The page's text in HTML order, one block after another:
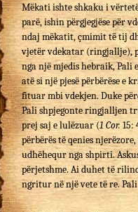
Mëkati ishte shkaku i
parë, ishin përgjegjëse për
ndaj mëkatit, çmimit të tij
vjetër vdekatar (ringjallje),
nga një mjedis hebraik, Pali
atë si një pjesë përbërëse e
fituar mbi vdekjen. Duke
Pali shpjegonte ringjalljen
prej saj e lulëzuar (1 Cor.15:
përbërës të qenies
udhëhequr nga shpirti.
përjetshme. Ai duhet të
ngritur në një vete të re.